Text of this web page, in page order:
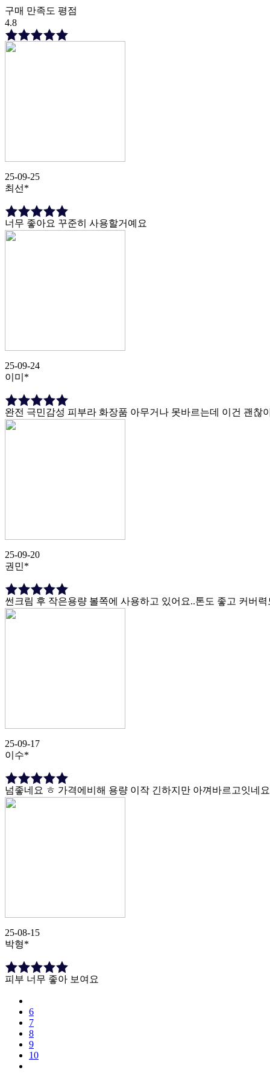
구매 만족도 평점
4.8
25-09-25
최선*
너무 좋아요 꾸준히 사용할거예요
25-09-24
이미*
완전 극민감성 피부라 화장품 아무거나 못바르는데 이건 괜
25-09-20
권민*
썬크림 후 작은용량 볼쪽에 사용하고 있어요..톤도 좋고 커버
25-09-17
이수*
넘좋네요 ㅎ 가격에비해 용량 이작 긴하지만 아껴바르고잇네
25-08-15
박형*
피부 너무 좋아 보여요
6
7
8
9
10